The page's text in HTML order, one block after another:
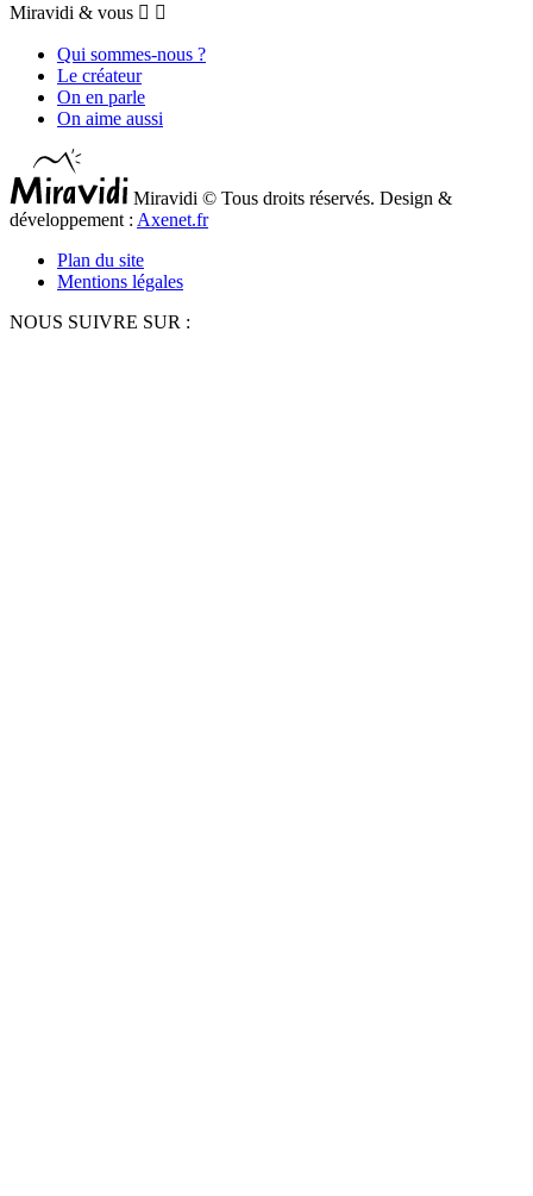
Miravidi & vous  
Qui sommes-nous ?
Le créateur
On en parle
On aime aussi
Miravidi © Tous droits réservés. Design &
développement : Axenet.fr
Plan du site
Mentions légales
NOUS SUIVRE SUR :